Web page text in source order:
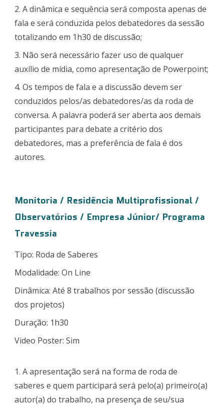
2. A dinâmica e sequência será composta apenas de
fala e será conduzida pelos debatedores da sessão
totalizando em 1h30 de discussão;
3. Não será necessário fazer uso de qualquer
auxílio de mídia, como apresentação de Powerpoint;
4. Os tempos de fala e a discussão devem ser
conduzidos pelos/as debatedores/as da roda de
conversa. A palavra poderá ser aberta aos demais
participantes para debate a critério dos
debatedores, mas a preferência de fala é dos
autores.
Monitoria / Residência Multiprofissional /
Observatórios / Empresa Júnior/ Programa
Travessia
Tipo: Roda de Saberes
Modalidade: On Line
Dinâmica: Até 8 trabalhos por sessão (discussão
dos projetos)
Duração: 1h30
Video Poster: Sim
1. A apresentação será na forma de roda de
saberes e quem participará será pelo(a) primeiro(a)
autor(a) do trabalho, na presença de seu/sua